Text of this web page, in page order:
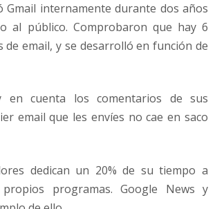
Gmail internamente durante dos años
al público. Comprobaron que hay 6
de email, y se desarrolló en función de
en cuenta los comentarios de sus
email que les envíes no cae en saco
dedican un 20% de su tiempo a
programas. Google News y